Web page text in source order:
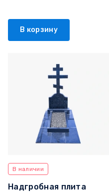
В корзину
В наличии
Надгробная плита